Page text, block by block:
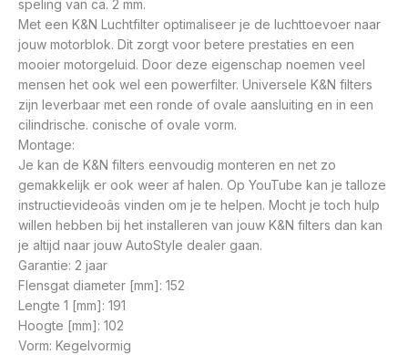
speling van ca. 2 mm.
Met een K&N Luchtfilter optimaliseer je de luchttoevoer naar
jouw motorblok. Dit zorgt voor betere prestaties en een
mooier motorgeluid. Door deze eigenschap noemen veel
mensen het ook wel een powerfilter. Universele K&N filters
zijn leverbaar met een ronde of ovale aansluiting en in een
cilindrische. conische of ovale vorm.
Montage:
Je kan de K&N filters eenvoudig monteren en net zo
gemakkelijk er ook weer af halen. Op YouTube kan je talloze
instructievideoâs vinden om je te helpen. Mocht je toch hulp
willen hebben bij het installeren van jouw K&N filters dan kan
je altijd naar jouw AutoStyle dealer gaan.
Garantie: 2 jaar
Flensgat diameter [mm]: 152
Lengte 1 [mm]: 191
Hoogte [mm]: 102
Vorm: Kegelvormig